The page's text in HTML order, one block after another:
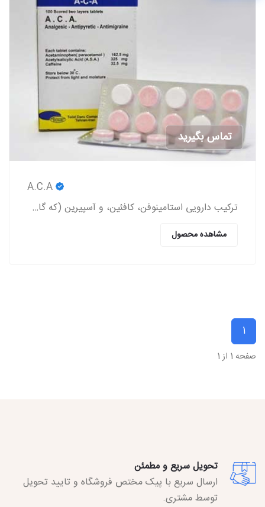
تماس بگیرید
ترکیب دارویی استامینوفن، کافئین، و آسپیرین (که گاهی اوقات به صورت عامیانه با مخفف ACA شناخته می‌شود) یک داروی مسکن بدون نسخه است.
مشاهده محصول
1
صفحه 1 از 1
تحویل سریع و مطمئن
ارسال سریع با پیک مختص فروشگاه و تایید تحویل
توسط مشتری.